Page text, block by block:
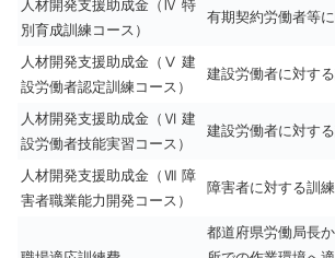
人材開発支援助成金（Ⅳ 特
別育成訓練コース）
有期契約労働者等
人材開発支援助成金（Ⅴ 建
設労働者認定訓練コース）
建設労働者に対す
人材開発支援助成金（Ⅵ 建
設労働者技能実習コース）
建設労働者に対す
人材開発支援助成金（Ⅶ 障
害者職業能力開発コース）
障害者に対する訓練
都道府県労働局長